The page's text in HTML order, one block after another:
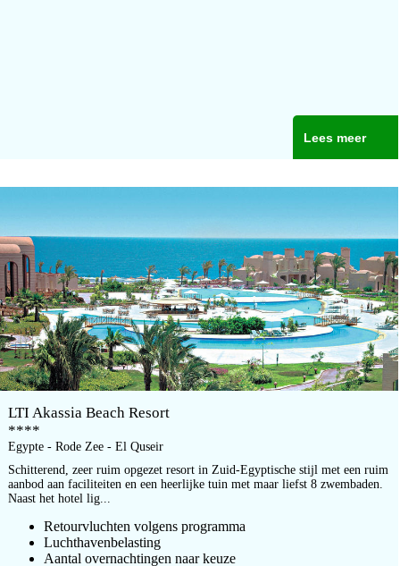
Lees meer
LTI Akassia Beach Resort
****
Egypte - Rode Zee - El Quseir
Schitterend, zeer ruim opgezet resort in Zuid-Egyptische stijl met een ruim
aanbod aan faciliteiten en een heerlijke tuin met maar liefst 8 zwembaden.
Naast het hotel lig...
Retourvluchten volgens programma
Luchthavenbelasting
Aantal overnachtingen naar keuze